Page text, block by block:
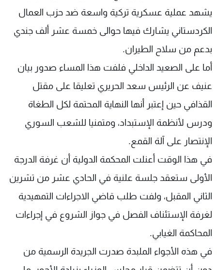
يشهد عملية عسكرية تركية واسعة ضد حزب العمال
الكردستاني يشارك فيها حوالى خمسة عشر ألف جندي
بدعم من سلاح الطيران.
أما على الصعيد الداخلي فلفت هذا المساء صدور بيان
عنيف عن الرئيس سعد الحريري تعليقا على مقتل
القذافي حين إعتبر أنها النهاية المحتمة لكل الطغاة
ودرس لأنظمة الإستبداد، ومتمنيا للشعب السوري
الإنتصار على آلة القمع.
في هذا الوقت أعنلت المحكمة الدولية أن غرفة الدرجة
الأولى ستعقد جلسة علنية في الحادي عشر من تشرين
الثاني المقبل، ولفت طلب قاضي الاجراءات التمهيدية
لغرفة الإستئناف الفصل في جواز الشروع في إجراءات
المحاكمة الغيابي.
في هذه الأجواء الملبدة صدرت الجريدة الرسمية من